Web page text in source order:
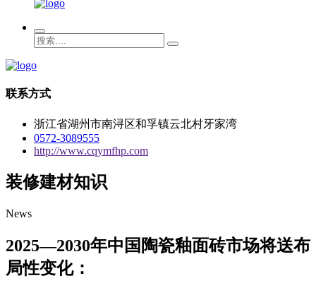
联系方式
浙江省湖州市南浔区和孚镇云北村牙家湾
0572-3089555
http://www.cqymfhp.com
装修建材知识
News
2025—2030年中国陶瓷釉面砖市场将送布
局性变化：